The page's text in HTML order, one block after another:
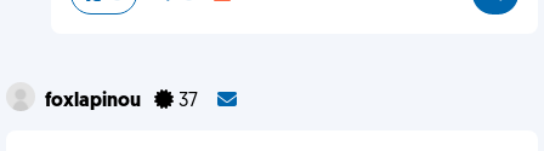
foxlapinou 37